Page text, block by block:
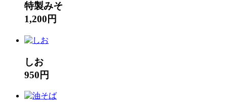
特製みそ
1,200円
しお
950円